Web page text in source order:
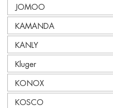
JOMOO
KAMANDA
KANLY
Kluger
KONOX
KOSCO